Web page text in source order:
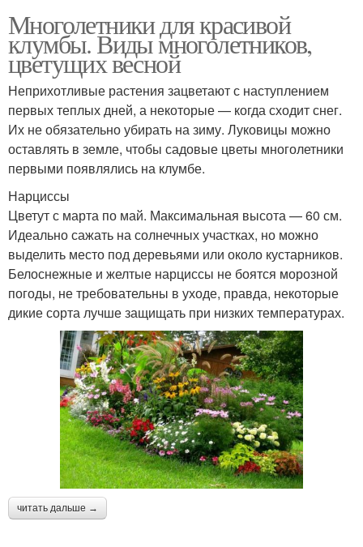
Многолетники для красивой
клумбы. Виды многолетников,
цветущих весной
Неприхотливые растения зацветают с наступлением
первых теплых дней, а некоторые — когда сходит снег.
Их не обязательно убирать на зиму. Луковицы можно
оставлять в земле, чтобы садовые цветы многолетники
первыми появлялись на клумбе.
Нарциссы
Цветут с марта по май. Максимальная высота — 60 см.
Идеально сажать на солнечных участках, но можно
выделить место под деревьями или около кустарников.
Белоснежные и желтые нарциссы не боятся морозной
погоды, не требовательны в уходе, правда, некоторые
дикие сорта лучше защищать при низких температурах.
читать дальше →